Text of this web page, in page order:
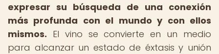
expresar su búsqueda de una conexión
más profunda con el mundo y con ellos
mismos. El vino se convierte en un medio
para alcanzar un estado de éxtasis y unión